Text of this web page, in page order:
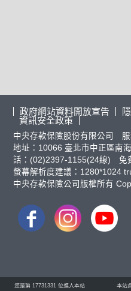
政府網站資料開放宣告
資訊安全政策
中央存款保險股份有限公司
地址：10066 臺北市中正區南
話：(02)2397-1155(24線) 免
螢幕解析度建議：1280*1024
中央存款保險公司版權所有
您是第 17731331 位進入本站 本站